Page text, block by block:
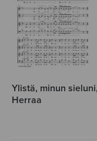
Ylistä, minun sieluni,
Herraa